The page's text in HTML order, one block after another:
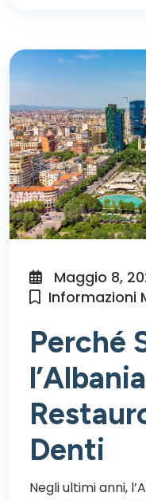
Maggio 8,
Informazioni
Perché
Denti
Negli ultimi anni,